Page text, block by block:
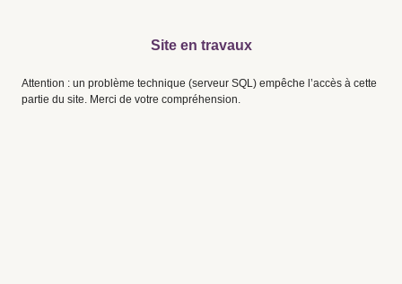
Site en travaux
Attention : un problème technique (serveur SQL) empêche l’accès à cette
partie du site. Merci de votre compréhension.